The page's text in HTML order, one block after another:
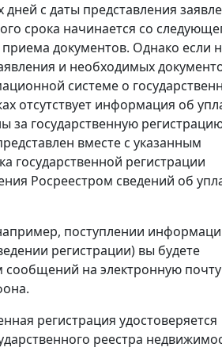
с даты представления
срока начинается со
документов. Однако если
и необходимых
системе о
отсутствует информация об
за государственную
вместе с указанным
государственной регистрации
Росреестром сведений об
поступлении
регистрации) вы будете
сообщений на электронную
регистрация удостоверяется
реестра